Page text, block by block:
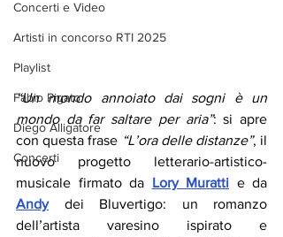
Concerti e Video
Artisti in concorso RTI 2025
Playlist
Fabio Pigato
Diego Alligatore
Concerti
“Un mondo annoiato dai sogni è un
mondo da far saltare per aria”: si apre
con questa frase “L’ora delle distanze”, il
nuovo progetto letterario-artistico-
musicale firmato da Lory Muratti
Andy dei Bluvertigo: un romanzo
dell’artista varesino ispirato e